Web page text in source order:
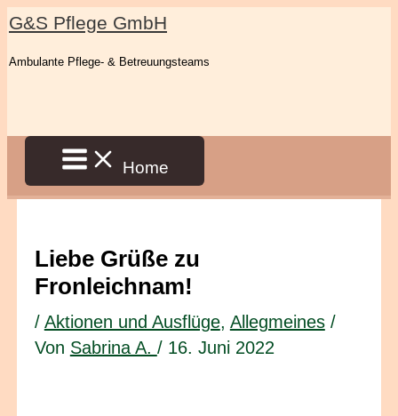
Zum
G&S Pflege GmbH
Ambulante Pflege- & Betreuungsteams
Home
Liebe Grüße zu
Fronleichnam!
/ Aktionen und Ausflüge, Allegmeines/
Von Sabrina A. / 16. Juni 2022